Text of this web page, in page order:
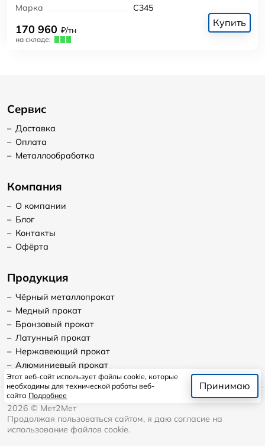
Марка
С345
170 960 ₽/тн
на складе:
Купить
Сервис
– Доставка
– Оплата
– Металлообработка
Компания
– О компании
– Блог
– Контакты
– Офёрта
Продукция
– Чёрный металлопрокат
– Медный прокат
– Бронзовый прокат
– Латунный прокат
– Нержавеющий прокат
– Алюминиевый прокат
2026 © Мет2Мет
Продолжая пользоваться сайтом, я даю согласие на
использование файлов cookie.
Этот веб-сайт использует файлы cookie, которые
необходимы для технической работы веб-
сайта Подробнее
Принимаю